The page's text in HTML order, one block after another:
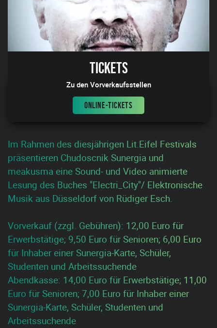
Tickets
Zu den Vorverkaufsstellen
ONLINE-TICKETS
Im Rahmen des diesjährigen Lit.Eifel Festivals
präsentieren Chudoscnik Sunergia und
meakusma eine Sound- und Video animierte
Lesung des Buches "Electri_City"/ Elektronische
Musik aus Düsseldorf von Rüdiger Esch.
Vorverkauf (zzgl. Gebühren): 12,00 Euro für
Erwerbstätige; 9,50 Euro für Senioren; 6,00 Euro
für Inhaber einer Sunergia-Karte, Schüler,
Studenten und Arbeitssuchende
Abendkasse: 14,00 Euro für Erwerbstätige; 11,00
Euro für Senioren; 7,00 Euro für Inhaber einer
Sunergia-Karte, Schüler, Studenten und
Arbeitssuchende